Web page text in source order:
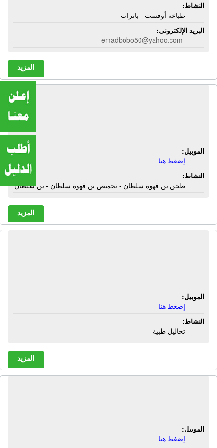
النشاط:
طباعة أوفست - بانرات
البريد الإلكترونى:
emadbobo50@yahoo.com
المزيد
سلطان - تحميص بن قهوة سلطان - بن
الموبيل:
إضغط هنا
النشاط:
طحن بن قهوة سلطان - تحميص بن قهوة سلطان - بن سلطان
المزيد
الموبيل:
إضغط هنا
النشاط:
تحاليل طبية
المزيد
الموبيل:
إضغط هنا